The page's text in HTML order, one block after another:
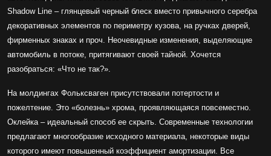
Shadow Line – глянцевый черный блеск вместо привычного серебра
декоративных элементов по периметру кузова, на ручках дверей,
фирменных знаках и проч. Неочевидные изменения, выделяющие
автомобиль в потоке, притягивают своей тайной. Хочется
разобраться: «Что не так?».
На молдингах Фольксваген присутствовали потертости и
пожелтение. Это «болезнь» хрома, проявляющаяся повсеместно.
Оклейка – идеальный способ ее скрыть. Современные технологии
предлагают многообразие исходного материала, некоторые виды
которого имеют повышенный коэффициент амортизации. Все